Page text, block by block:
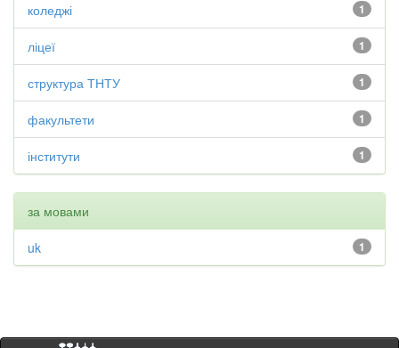
1
коледжі
1
ліцеї
1
структура ТНТУ
1
факультети
1
інститути
за мовами
1
uk